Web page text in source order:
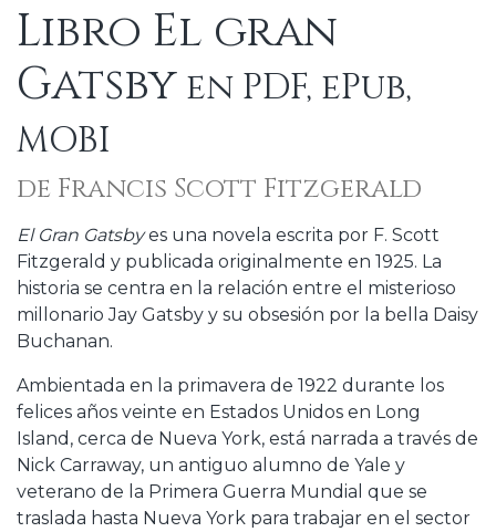
Libro El gran
Gatsby en PDF, ePub,
MOBI
de Francis Scott Fitzgerald
El Gran Gatsbyes una novela escrita por F. Scott
Fitzgerald y publicada originalmente en 1925. La
historia se centra en la relación entre el misterioso
millonario Jay Gatsby y su obsesión por la bella Daisy
Buchanan.
Ambientada en la primavera de 1922 durante los
felices años veinte en Estados Unidos en Long
Island, cerca de Nueva York, está narrada a través de
Nick Carraway, un antiguo alumno de Yale y
veterano de la Primera Guerra Mundial que se
traslada hasta Nueva York para trabajar en el sector